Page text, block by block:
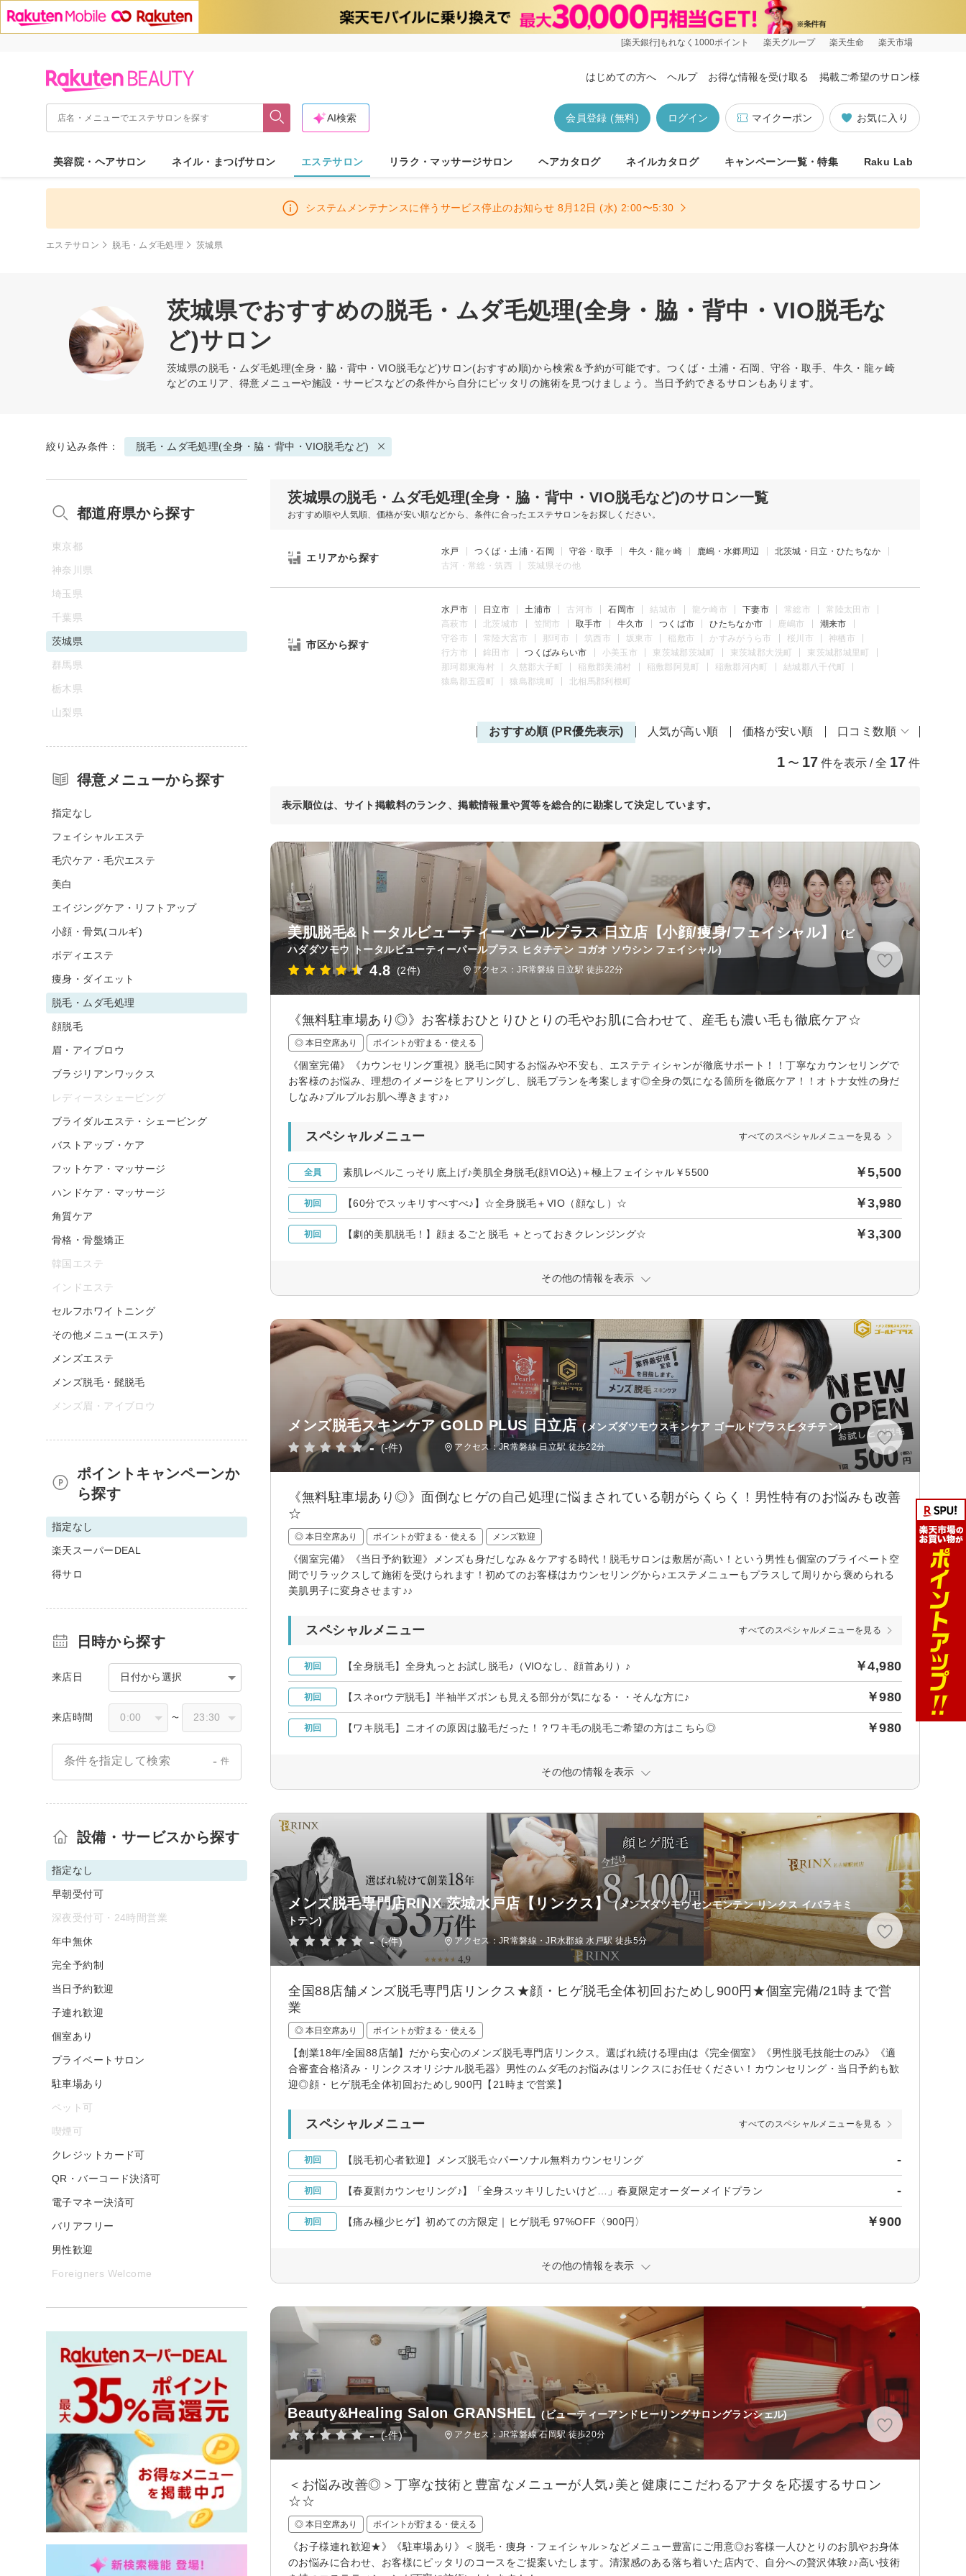
[楽天銀行]もれなく1000ポイント 楽天グループ 楽天生命 楽天市場
はじめての方へ ヘルプ お得な情報を受け取る 掲載ご希望のサロン様
お気に入り
マイクーポン
ログイン
会員登録 (無料)
AI検索
美容院・ヘアサロン ネイル・まつげサロン エステサロン リラク・マッサージサロン ヘアカタログ ネイルカタログ キャンペーン一覧・特集 Raku Lab
システムメンテナンスに伴うサービス停止のお知らせ 8月12日 (水) 2:00〜5:30
エステサロン 脱毛・ムダ毛処理 茨城県
茨城県でおすすめの脱毛・ムダ毛処理(全身・脇・背中・VIO脱毛な
ど)サロン
茨城県の脱毛・ムダ毛処理(全身・脇・背中・VIO脱毛など)サロン(おすすめ順)から検索＆予約が可能です。つくば・土浦・石岡、守谷・取手、牛久・龍ヶ崎
などのエリア、得意メニューや施設・サービスなどの条件から自分にピッタリの施術を見つけましょう。当日予約できるサロンもあります。
絞り込み条件： 脱毛・ムダ毛処理(全身・脇・背中・VIO脱毛など)
茨城県の脱毛・ムダ毛処理(全身・脇・背中・VIO脱毛など)のサロン一覧
おすすめ順や人気順、価格が安い順などから、条件に合ったエステサロンをお探しください。
エリアから探す
水戸 つくば・土浦・石岡 守谷・取手 牛久・龍ヶ崎 鹿嶋・水郷周辺
北茨城・日立・ひたちなか
古河・常総・筑西
茨城県その他
市区から探す
水戸市 日立市 土浦市 古河市 石岡市 結城市 龍ケ崎市 下妻市 常総市
常陸太田市
高萩市
北茨城市 笠間市 取手市 牛久市 つくば市 ひたちなか市 鹿嶋市
潮来市
守谷市
常陸大宮市 那珂市 筑西市 坂東市 稲敷市 かすみがうら市 桜川市
神栖市
行方市
鉾田市 つくばみらい市 小美玉市 東茨城郡茨城町 東茨城郡大洗町
東茨城郡城里町
那珂郡東海村
久慈郡大子町 稲敷郡美浦村 稲敷郡阿見町 稲敷郡河内町
結城郡八千代町
猿島郡五霞町
猿島郡境町 北相馬郡利根町
おすすめ順 (PR優先表示) 人気が高い順 価格が安い順 口コミ数順
1 〜 17 件を表示 / 全 17 件
表示順位は、サイト掲載料のランク、掲載情報量や質等を総合的に勘案して決定しています。
美肌脱毛&トータルビューティー パールプラス 日立店【小顔/痩身/フェイシャル】 (ビ
ハダダツモウ トータルビューティーパールプラス ヒタチテン コガオ ソウシン フェイシャル)
4.8 (2件) アクセス：JR常磐線 日立駅 徒歩22分
《無料駐車場あり◎》お客様おひとりひとりの毛やお肌に合わせて、産毛も濃い毛も徹底ケア☆
◎ 本日空席あり ポイントが貯まる・使える
《個室完備》《カウンセリング重視》脱毛に関するお悩みや不安も、エステティシャンが徹底サポート！！丁寧なカウンセリングで
お客様のお悩み、理想のイメージをヒアリングし、脱毛プランを考案します◎全身の気になる箇所を徹底ケア！！オトナ女性の身だ
しなみ♪プルプルお肌へ導きます♪♪
スペシャルメニュー すべてのスペシャルメニューを見る
全員 素肌レベルこっそり底上げ♪美肌全身脱毛(顔VIO込)＋極上フェイシャル￥5500 ￥5,500
初回 【60分でスッキリすべすべ♪】☆全身脱毛＋VIO（顔なし）☆ ￥3,980
初回 【劇的美肌脱毛！】顔まるごと脱毛 ＋とっておきクレンジング☆ ￥3,300
その他の情報を表示
メンズ脱毛スキンケア GOLD PLUS 日立店 (メンズダツモウスキンケア ゴールドプラスヒタチテン)
- (-件) アクセス：JR常磐線 日立駅 徒歩22分
《無料駐車場あり◎》面倒なヒゲの自己処理に悩まされている朝がらくらく！男性特有のお悩みも改善
☆
◎ 本日空席あり ポイントが貯まる・使える メンズ歓迎
《個室完備》《当日予約歓迎》メンズも身だしなみ＆ケアする時代！脱毛サロンは敷居が高い！という男性も個室のプライベート空
間でリラックスして施術を受けられます！初めてのお客様はカウンセリングから♪エステメニューもプラスして周りから褒められる
美肌男子に変身させます♪♪
スペシャルメニュー すべてのスペシャルメニューを見る
初回 【全身脱毛】全身丸っとお試し脱毛♪（VIOなし、顔首あり）♪ ￥4,980
初回 【スネorウデ脱毛】半袖半ズボンも見える部分が気になる・・そんな方に♪ ￥980
初回 【ワキ脱毛】ニオイの原因は脇毛だった！？ワキ毛の脱毛ご希望の方はこちら◎ ￥980
その他の情報を表示
メンズ脱毛専門店RINX 茨城水戸店【リンクス】 (メンズダツモウセンモンテン リンクス イバラキミ
トテン)
- (-件) アクセス：JR常磐線・JR水郡線 水戸駅 徒歩5分
全国88店舗メンズ脱毛専門店リンクス★顔・ヒゲ脱毛全体初回おためし900円★個室完備/21時まで営
業
◎ 本日空席あり ポイントが貯まる・使える
【創業18年/全国88店舗】だから安心のメンズ脱毛専門店リンクス。選ばれ続ける理由は《完全個室》《男性脱毛技能士のみ》《適
合審査合格済み・リンクスオリジナル脱毛器》男性のムダ毛のお悩みはリンクスにお任せください！カウンセリング・当日予約も歓
迎◎顔・ヒゲ脱毛全体初回おためし900円【21時まで営業】
スペシャルメニュー すべてのスペシャルメニューを見る
初回 【脱毛初心者歓迎】メンズ脱毛☆パーソナル無料カウンセリング -
初回 【春夏割カウンセリング♪】「全身スッキリしたいけど…」春夏限定オーダーメイドプラン -
初回 【痛み極少ヒゲ】初めての方限定｜ヒゲ脱毛 97%OFF〈900円〉 ￥900
その他の情報を表示
Beauty&Healing Salon GRANSHEL (ビューティーアンドヒーリングサロングランシェル)
- (-件) アクセス：JR常磐線 石岡駅 徒歩20分
＜お悩み改善◎＞丁寧な技術と豊富なメニューが人気♪美と健康にこだわるアナタを応援するサロン
☆☆
◎ 本日空席あり ポイントが貯まる・使える
《お子様連れ歓迎★》《駐車場あり》＜脱毛・痩身・フェイシャル＞などメニュー豊富にご用意◎お客様一人ひとりのお肌やお身体
のお悩みに合わせ、お客様にピッタリのコースをご提案いたします。清潔感のある落ち着いた店内で、自分への贅沢体験♪♪高い技術
都道府県から探す
東京都
神奈川県
埼玉県
千葉県
茨城県
群馬県
栃木県
山梨県
得意メニューから探す
指定なし
フェイシャルエステ
毛穴ケア・毛穴エステ
美白
エイジングケア・リフトアップ
小顔・骨気(コルギ)
ボディエステ
痩身・ダイエット
脱毛・ムダ毛処理
顔脱毛
眉・アイブロウ
ブラジリアンワックス
レディースシェービング
ブライダルエステ・シェービング
バストアップ・ケア
フットケア・マッサージ
ハンドケア・マッサージ
角質ケア
骨格・骨盤矯正
韓国エステ
インドエステ
セルフホワイトニング
その他メニュー(エステ)
メンズエステ
メンズ脱毛・髭脱毛
メンズ眉・アイブロウ
ポイントキャンペーンか
ら探す
指定なし
楽天スーパーDEAL
得サロ
日時から探す
来店日 日付から選択
来店時間 〜
条件を指定して検索 - 件
設備・サービスから探す
指定なし
早朝受付可
深夜受付可・24時間営業
年中無休
完全予約制
当日予約歓迎
子連れ歓迎
個室あり
プライベートサロン
駐車場あり
ペット可
喫煙可
クレジットカード可
QR・バーコード決済可
電子マネー決済可
バリアフリー
男性歓迎
Foreigners Welcome